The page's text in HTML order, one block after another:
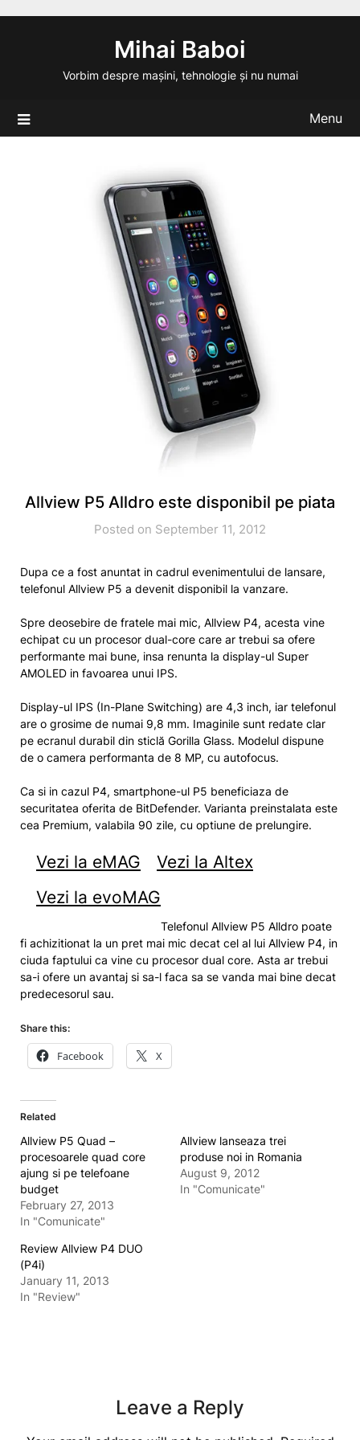
Mihai Baboi
Vorbim despre mașini, tehnologie și nu numai
Menu
Allview P5 Alldro este disponibil pe piata
Posted on September 11, 2012
Dupa ce a fost anuntat in cadrul evenimentului de lansare,
telefonul Allview P5 a devenit disponibil la vanzare.
Spre deosebire de fratele mai mic, Allview P4, acesta vine
echipat cu un procesor dual-core care ar trebui sa ofere
performante mai bune, insa renunta la display-ul Super
AMOLED in favoarea unui IPS.
Display-ul IPS (In-Plane Switching) are 4,3 inch, iar telefonul
are o grosime de numai 9,8 mm. Imaginile sunt redate clar
pe ecranul durabil din sticlă Gorilla Glass. Modelul dispune
de o camera performanta de 8 MP, cu autofocus.
Ca si in cazul P4, smartphone-ul P5 beneficiaza de
securitatea oferita de BitDefender. Varianta preinstalata este
cea Premium, valabila 90 zile, cu optiune de prelungire.
Vezi la eMAG
Vezi la Altex
Vezi la evoMAG
Telefonul Allview P5 Alldro poate
fi achizitionat la un pret mai mic decat cel al lui Allview P4, in
ciuda faptului ca vine cu procesor dual core. Asta ar trebui
sa-i ofere un avantaj si sa-l faca sa se vanda mai bine decat
predecesorul sau.
Share this:
Facebook X
Related
Allview P5 Quad –
procesoarele quad core
ajung si pe telefoane
budget
February 27, 2013
In "Comunicate"
Allview lanseaza trei
produse noi in Romania
August 9, 2012
In "Comunicate"
Review Allview P4 DUO
(P4i)
January 11, 2013
In "Review"
Leave a Reply